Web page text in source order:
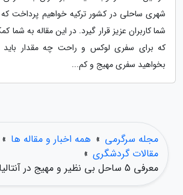
شهری ساحلی در کشور ترکیه خواهیم پرداخت که
شما کاربران عزیز قرار گیرد. در این مقاله به شما
که برای سفری لوکس و راحت چه مقدار باید
بخواهید سفری مهیج و کم...
مجله سرگرمی » همه اخبار و مقاله ها »
مقالات گردشگری »
معرفی 5 ساحل بی نظیر و مهیج در آنتالیا